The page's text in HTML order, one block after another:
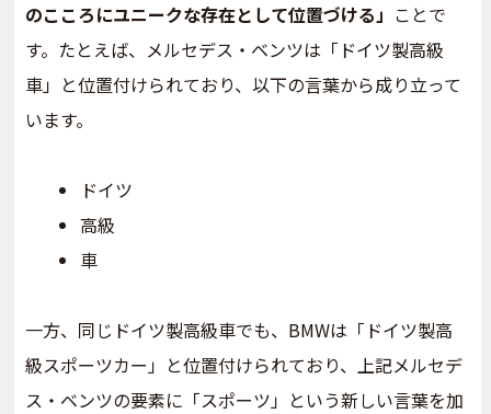
のこころにユニークな存在として位置づける」 ことで
す。たとえば、メルセデス・ベンツは「ドイツ製高級
車」と位置付けられており、以下の言葉から成り立って
います。
ドイツ
高級
車
一方、同じドイツ製高級車でも、BMWは「ドイツ製高
級スポーツカー」と位置付けられており、上記メルセデ
ス・ベンツの要素に「スポーツ」という新しい言葉を加